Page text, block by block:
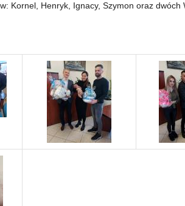
Kornel, Henryk, Ignacy, Szymon oraz dwóch